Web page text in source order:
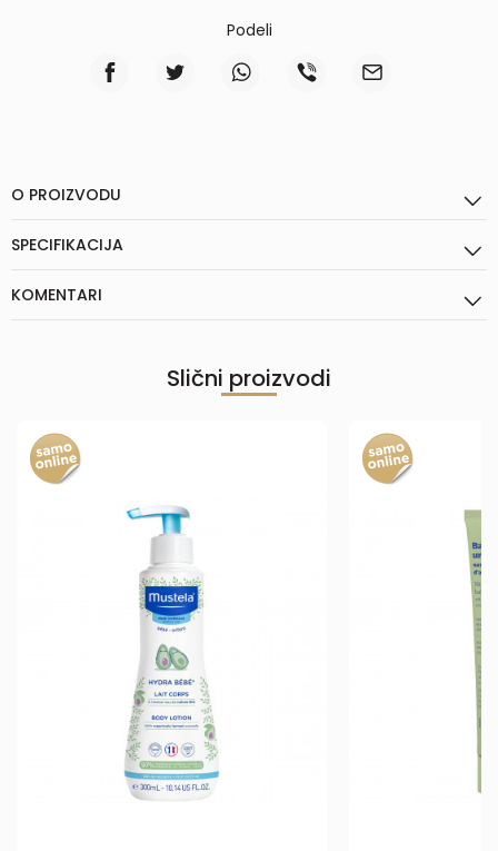
Podeli
O PROIZVODU
SPECIFIKACIJA
KOMENTARI
Slični proizvodi